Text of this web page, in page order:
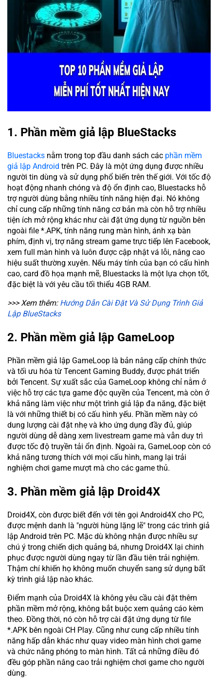
1. Phần mềm giả lập BlueStacks
Bluestacks nằm trong top đầu danh sách các phần mềm
giả lập Android trên PC. Đây là một ứng dụng được nhiều
người tin dùng và sử dụng phổ biến trên thế giới. Với tốc độ
hoạt động nhanh chóng và độ ổn định cao, Bluestacks hỗ
trợ người dùng bằng nhiều tính năng hiện đại. Nó không
chỉ cung cấp những tính năng cơ bản mà còn hỗ trợ nhiều
tiện ích mở rộng khác như cài đặt ứng dụng từ nguồn bên
ngoài file *.APK, tính năng rung màn hình, ánh xạ bàn
phím, định vị, trợ năng stream game trực tiếp lên Facebook,
xem full màn hình và luôn được cập nhật vá lỗi, nâng cao
hiệu suất thường xuyên. Nếu máy tính của bạn có cấu hình
cao, card đồ họa mạnh mẽ, Bluestacks là một lựa chọn tốt,
đặc biệt là với yêu cầu tối thiểu 4GB RAM.
>>> Xem thêm: Hướng Dẫn Cài Đặt Và Sử Dụng Trình Giả
Lập BlueStacks
2. Phần mềm giả lập GameLoop
Phần mềm giả lập GameLoop là bản nâng cấp chính thức
và tối ưu hóa từ Tencent Gaming Buddy, được phát triển
bởi Tencent. Sự xuất sắc của GameLoop không chỉ nằm ở
việc hỗ trợ các tựa game độc quyền của Tencent, mà còn ở
khả năng làm việc như một trình giả lập đa năng, đặc biệt
là với những thiết bị có cấu hình yếu. Phần mềm này có
dung lượng cài đặt nhẹ và kho ứng dụng đầy đủ, giúp
người dùng dễ dàng xem livestream game mà vẫn duy trì
được tốc độ truyền tải ổn định. Ngoài ra, GameLoop còn có
khả năng tương thích với mọi cấu hình, mang lại trải
nghiệm chơi game mượt mà cho các game thủ.
3. Phần mềm giả lập Droid4X
Droid4X, còn được biết đến với tên gọi Android4X cho PC,
được mệnh danh là "người hùng lặng lẽ" trong các trình giả
lập Android trên PC. Mặc dù không nhận được nhiều sự
chú ý trong chiến dịch quảng bá, nhưng Droid4X lại chinh
phục được người dùng ngay từ lần đầu tiên trải nghiệm.
Thậm chí khiến họ không muốn chuyển sang sử dụng bất
kỳ trình giả lập nào khác.
Điểm mạnh của Droid4X là không yêu cầu cài đặt thêm
phần mềm mở rộng, không bắt buộc xem quảng cáo kèm
theo. Đồng thời, nó còn hỗ trợ cài đặt ứng dụng từ file
*.APK bên ngoài CH Play. Cũng như cung cấp nhiều tính
năng hấp dẫn khác như quay video màn hình chơi game
và chức năng phóng to màn hình. Tất cả những điều đó
đều góp phần nâng cao trải nghiệm chơi game cho người
dùng.